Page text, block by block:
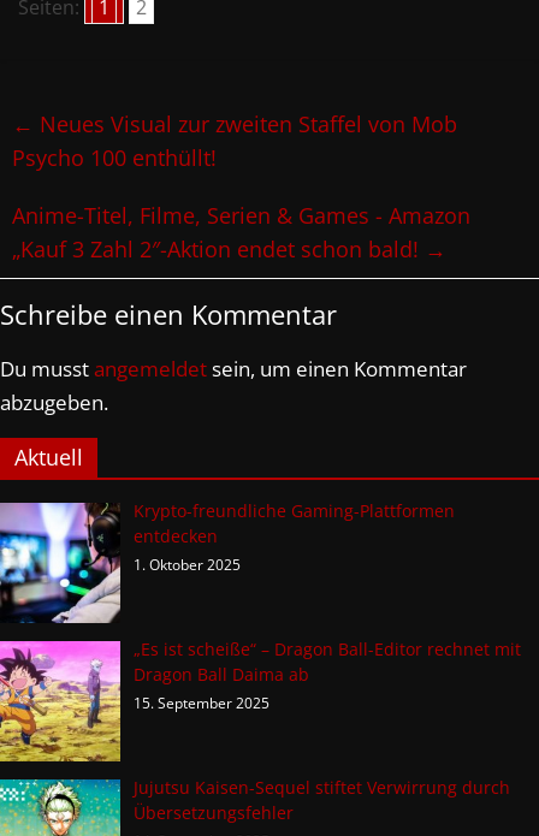
Seiten: 1 2
← Neues Visual zur zweiten Staffel von Mob
Psycho 100 enthüllt!
Anime-Titel, Filme, Serien & Games - Amazon
„Kauf 3 Zahl 2″-Aktion endet schon bald! →
Schreibe einen Kommentar
Du musstangemeldetsein, um einen Kommentar
abzugeben.
Aktuell
Krypto-freundliche Gaming-Plattformen
entdecken
1. Oktober 2025
„Es ist scheiße“ – Dragon Ball-Editor rechnet mit
Dragon Ball Daima ab
15. September 2025
Jujutsu Kaisen-Sequel stiftet Verwirrung durch
Übersetzungsfehler